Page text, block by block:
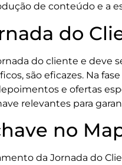
de conteúdo e a
do
do cliente e deve
são eficazes. Na
e ofertas
relevantes para
no
da Jornada do